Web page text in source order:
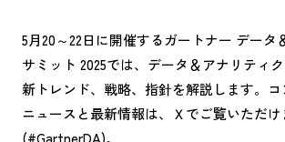
5月20～22日に開催するガートナー データ
サミット 2025では、データ＆アナリティ
新トレンド、戦略、指針を解説します。
ニュースと最新情報は、Ｘでご覧いただけ